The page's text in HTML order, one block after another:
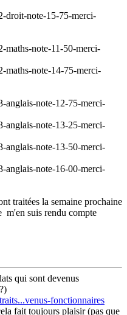
droit-note-15-75-merci-
note-11-50-merci-
note-14-75-merci-
note-12-75-merci-
note-13-25-merci-
note-13-50-merci-
note-16-00-merci-
traitées la semaine prochaine
m'en suis rendu compte
qui sont devenus
fonctionnaires
fait toujours plaisir (pas que